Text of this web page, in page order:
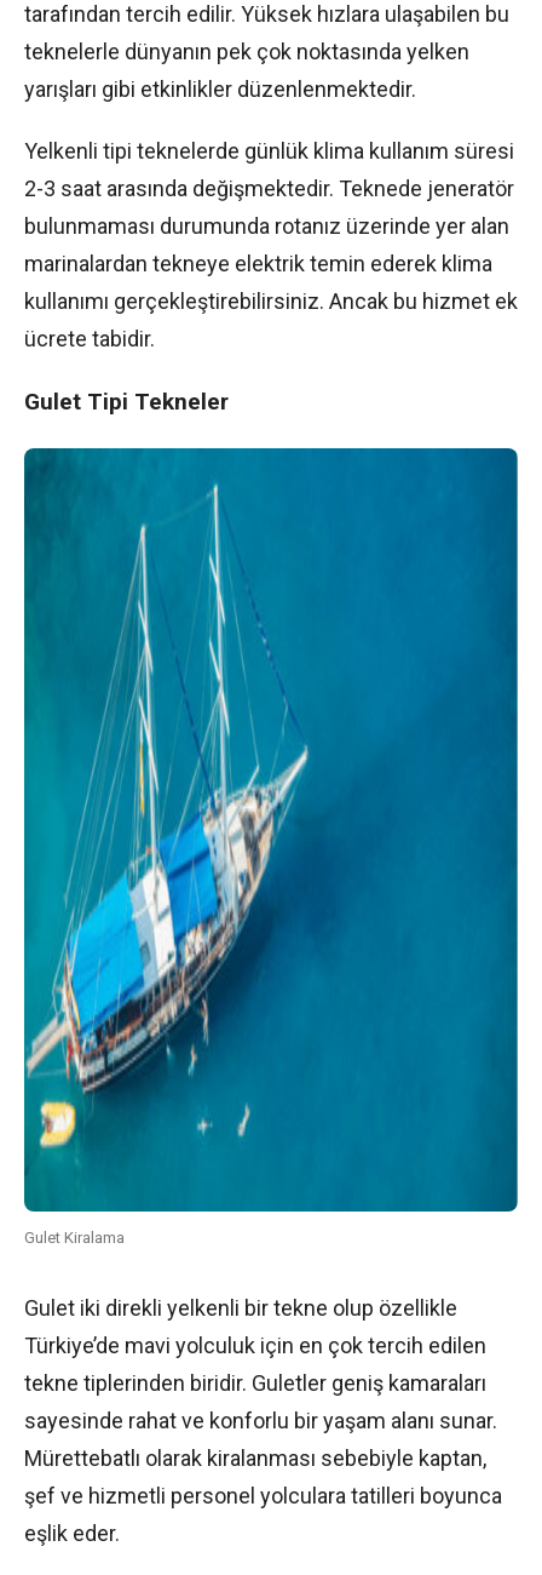
tarafından tercih edilir. Yüksek hızlara ulaşabilen bu
teknelerle dünyanın pek çok noktasında yelken
yarışları gibi etkinlikler düzenlenmektedir.
Yelkenli tipi teknelerde günlük klima kullanım süresi
2-3 saat arasında değişmektedir. Teknede jeneratör
bulunmaması durumunda rotanız üzerinde yer alan
marinalardan tekneye elektrik temin ederek klima
kullanımı gerçekleştirebilirsiniz. Ancak bu hizmet ek
ücrete tabidir.
Gulet Tipi Tekneler
Gulet Kiralama
Gulet iki direkli yelkenli bir tekne olup özellikle
Türkiye’de mavi yolculuk için en çok tercih edilen
tekne tiplerinden biridir. Guletler geniş kamaraları
sayesinde rahat ve konforlu bir yaşam alanı sunar.
Mürettebatlı olarak kiralanması sebebiyle kaptan,
şef ve hizmetli personel yolculara tatilleri boyunca
eşlik eder.